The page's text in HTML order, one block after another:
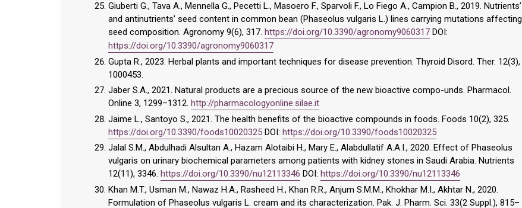
Giuberti G., Tava A., Mennella G., Pecetti L., Masoero F., Sparvoli F., Lo Fiego A., Campion B., 2019. Nutrients’
and antinutrients’ seed content in common bean (Phaseolus vulgaris L.) lines carrying mutations affecting
seed composition. Agronomy 9(6), 317. https://doi.org/10.3390/agronomy9060317 DOI:
https://doi.org/10.3390/agronomy9060317
Gupta R., 2023. Herbal plants and important techniques for disease prevention. Thyroid Disord. Ther. 12(3),
1000453.
Jaber S.A., 2021. Natural products are a precious source of the new bioactive compo-unds. Pharmacol.
Online 3, 1299–1312. http://pharmacologyonline.silae.it
Jaime L., Santoyo S., 2021. The health benefits of the bioactive compounds in foods. Foods 10(2), 325.
https://doi.org/10.3390/foods10020325 DOI: https://doi.org/10.3390/foods10020325
Jalal S.M., Abdulhadi Alsultan A., Hazam Alotaibi H., Mary E., Alabdullatif A.A.I., 2020. Effect of Phaseolus
vulgaris on urinary biochemical parameters among patients with kidney stones in Saudi Arabia. Nutrients
12(11), 3346. https://doi.org/10.3390/nu12113346 DOI: https://doi.org/10.3390/nu12113346
Khan M.T., Usman M., Nawaz H.A., Rasheed H., Khan R.R., Anjum S.M.M., Khokhar M.I., Akhtar N., 2020.
Formulation of Phaseolus vulgaris L. cream and its characterization. Pak. J. Pharm. Sci. 33(2 Suppl.), 815–